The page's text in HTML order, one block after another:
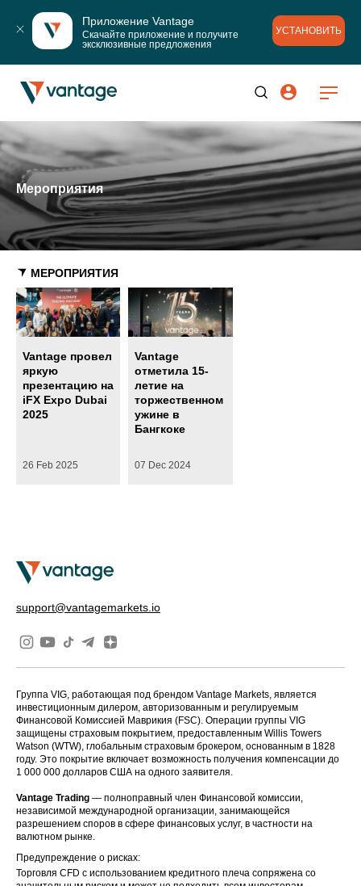
Приложение Vantage
Скачайте приложение и получите
эксклюзивные предложения
УСТАНОВИТЬ
Мероприятия
МЕРОПРИЯТИЯ
Vantage провел
яркую
презентацию на
iFX Expo Dubai
2025
26 Feb 2025
Vantage
отметила 15-
летие на
торжественном
ужине в
Бангкоке
07 Dec 2024
support@vantagemarkets.io
Группа VIG, работающая под брендом Vantage Markets, является
инвестиционным дилером, авторизованным и регулируемым
Финансовой Комиссией Маврикия (FSC). Операции группы VIG
защищены страховым покрытием, предоставленным Willis Towers
Watson (WTW), глобальным страховым брокером, основанным в 1828
году. Это покрытие включает возможность получения компенсации до
1 000 000 долларов США на одного заявителя.
Vantage Trading — полноправный член Финансовой комиссии,
независимой международной организации, занимающейся
разрешением споров в сфере финансовых услуг, в частности на
валютном рынке.
Предупреждение о рисках:
Торговля CFD с использованием кредитного плеча сопряжена со